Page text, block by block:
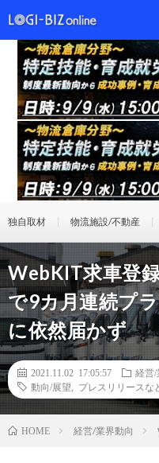
独自取材 物流施設/不動産
WebKIT求車登
で9カ月連続プ
に依然届かず
2021.11.02 17:05:57
経営/
動向/展望
プレスリリースな
HOME 経営/業界動向